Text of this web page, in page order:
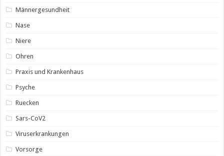
Männergesundheit
Nase
Niere
Ohren
Praxis und Krankenhaus
Psyche
Ruecken
Sars-CoV2
Viruserkrankungen
Vorsorge